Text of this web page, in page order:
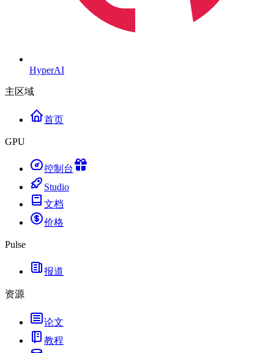
HyperAI
主区域
首页
GPU
控制台
Studio
文档
价格
Pulse
报道
资源
论文
教程